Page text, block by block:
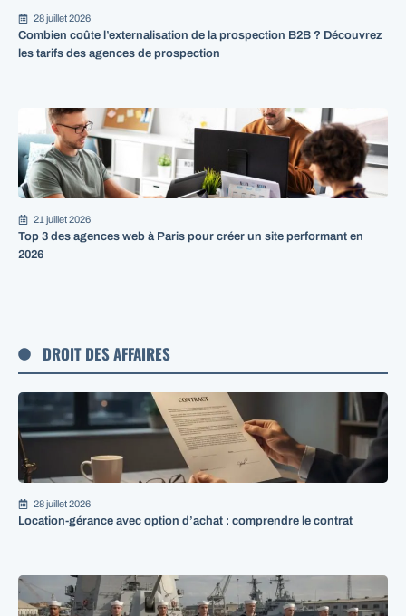
28 juillet 2026
Combien coûte l’externalisation de la prospection B2B ? Découvrez
les tarifs des agences de prospection
21 juillet 2026
Top 3 des agences web à Paris pour créer un site performant en
2026
DROIT DES AFFAIRES
28 juillet 2026
Location-gérance avec option d’achat : comprendre le contrat